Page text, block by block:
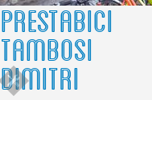
PRESTABICI
TAMBOSI
DIMITRI